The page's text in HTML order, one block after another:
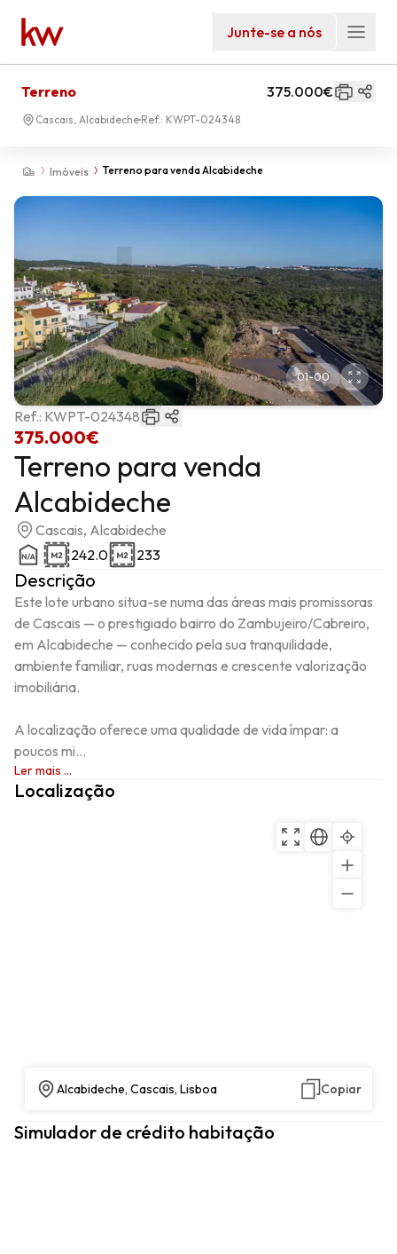
Junte-se a nós
Imóveis Terreno para venda Alcabideche
Terreno 375.000€
Cascais, Alcabideche Ref.: KWPT-024348
01-00
375.000€
Ref.: KWPT-024348
Terreno para venda
Alcabideche
Cascais, Alcabideche
242.0
233
Descrição
Este lote urbano situa-se numa das áreas mais promissoras
de Cascais — o prestigiado bairro do Zambujeiro/Cabreiro,
em Alcabideche — conhecido pela sua tranquilidade,
ambiente familiar, ruas modernas e crescente valorização
imobiliária.
A localização oferece uma qualidade de vida ímpar: a
poucos mi...
Ler mais ...
Localização
Alcabideche, Cascais, Lisboa Copiar
Simulador de crédito habitação